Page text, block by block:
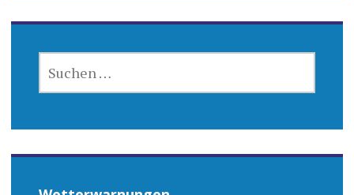
NACH: